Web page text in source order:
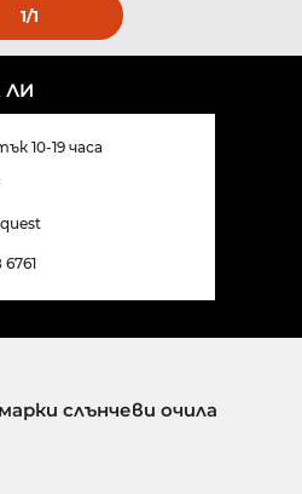
1/1
ЛИ
10-19 часа
6761
слънчеви очила